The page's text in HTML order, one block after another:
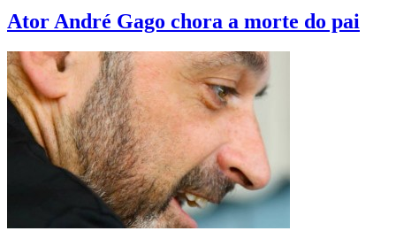
Ator André Gago chora a morte do pai